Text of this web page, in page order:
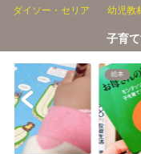
ダイソー・セリア 幼児教
子育